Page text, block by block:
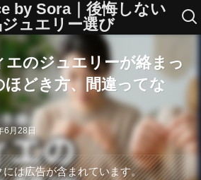
by Sora｜後悔しない
ュエリー選び
エのジュエリーが絡まっ
どき方、間違ってな
6月28日
は広告が含まれています。